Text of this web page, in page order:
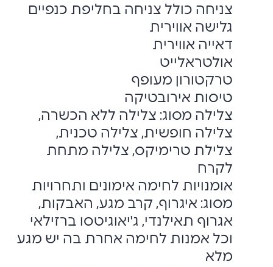
צניחה כולל צניחה בחליפת כנפיים
גלישה אווירית ‏
דאייה אווירית
אולטראלייט
טרקטורון מעופף
טיסות אירובטיקה
צלילה מסוג: צלילה ללא הכשרה,
צלילה חופשית, צלילה טכנית,
צלילת טרימיקס, צלילה ‏מתחת
לקרח
אומנויות לחימה אימונים ותחרויות
מסוג: איגרוף, קרב מגע, האבקות,
אגרוף תאילנדי, ‏ג'יאוגיטסו ברזילאי
וכל אמנות לחימה אחרת בה יש מגע
מלא